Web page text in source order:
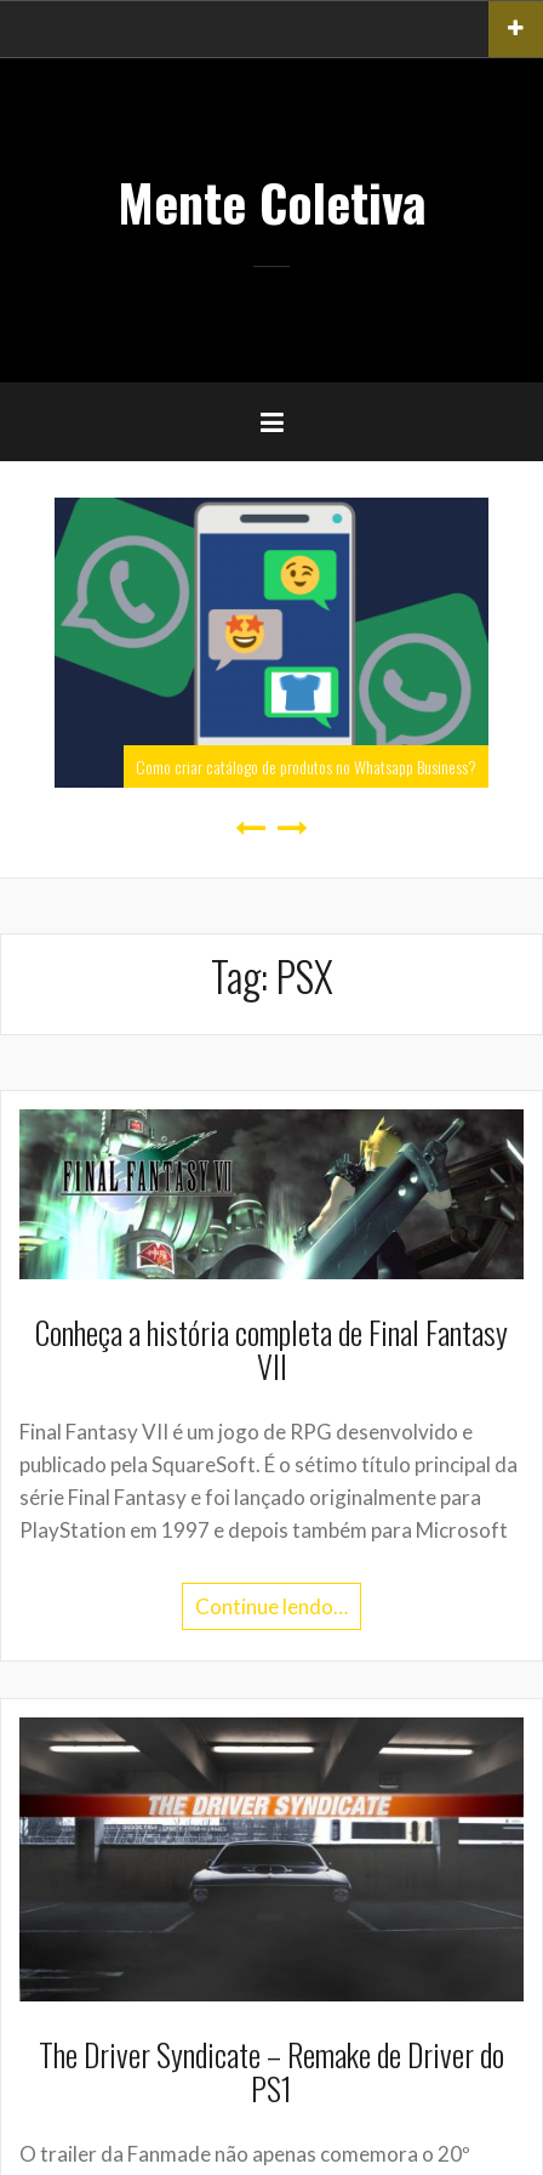
Mente Coletiva
Como criar catálogo de produtos no Whatsapp Business?
Tag:PSX
Conheça a história completa de Final Fantasy
VII
Final Fantasy VII é um jogo de RPG desenvolvido e
publicado pela SquareSoft. É o sétimo título principal da
série Final Fantasy e foi lançado originalmente para
PlayStation em 1997 e depois também para Microsoft
Continue lendo…
The Driver Syndicate – Remake de Driver do
PS1
O trailer da Fanmade não apenas comemora o 20º